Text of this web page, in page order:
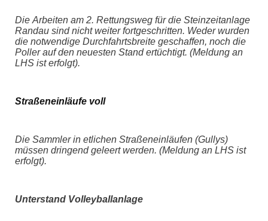
Die Arbeiten am 2. Rettungsweg für die Steinzeitanlage
Randau sind nicht weiter fortgeschritten. Weder wurden
die notwendige Durchfahrtsbreite geschaffen, noch die
Poller auf den neuesten Stand ertüchtigt. (Meldung an
LHS ist erfolgt).
Straßeneinläufe voll
Die Sammler in etlichen Straßeneinläufen (Gullys)
müssen dringend geleert werden. (Meldung an LHS ist
erfolgt).
Unterstand Volleyballanlage